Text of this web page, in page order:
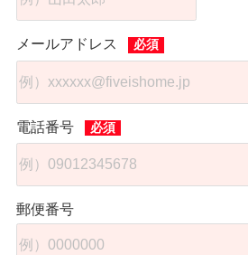
メールアドレス
電話番号
郵便番号